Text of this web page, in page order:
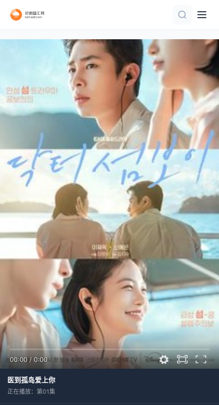
00:00/0:00
医到孤岛爱上你
正在播放：第01集
更新至第07集
完结
第6集完结
全集
全集
完结
第12集已完结
更新至03集
已完结
更新至第3集